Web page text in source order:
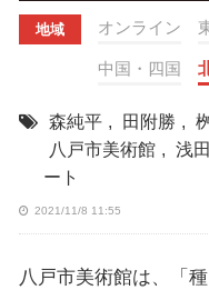
地域 オンライン
中国・四国
森純平 , 田附勝 ,
八戸市美術館 , 浅
ート
2021/11/8 11:55
八戸市美術館は、「